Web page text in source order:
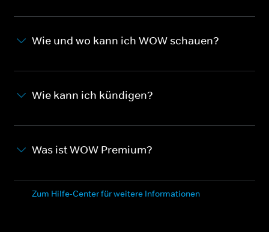
Wie und wo kann ich WOW schauen?
Wie kann ich kündigen?
Was ist WOW Premium?
Zum Hilfe-Center für weitere Informationen